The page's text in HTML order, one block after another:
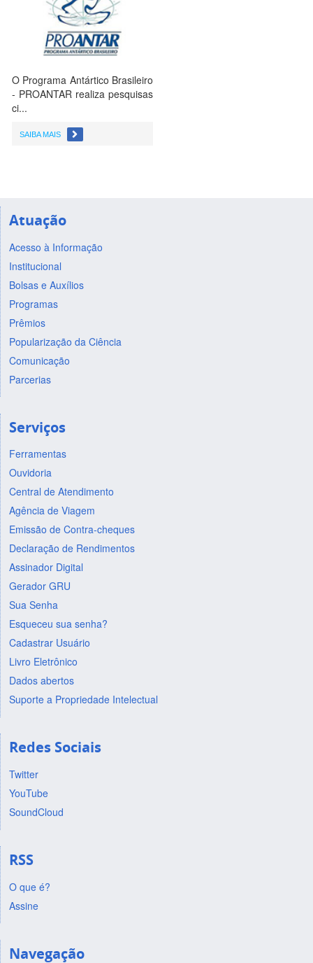
O Programa Antártico Brasileiro
- PROANTAR realiza pesquisas
ci...
SAIBA MAIS
Atuação
Acesso à Informação
Institucional
Bolsas e Auxílios
Programas
Prêmios
Popularização da Ciência
Comunicação
Parcerias
Serviços
Ferramentas
Ouvidoria
Central de Atendimento
Agência de Viagem
Emissão de Contra-cheques
Declaração de Rendimentos
Assinador Digital
Gerador GRU
Sua Senha
Esqueceu sua senha?
Cadastrar Usuário
Livro Eletrônico
Dados abertos
Suporte a Propriedade Intelectual
Redes Sociais
Twitter
YouTube
SoundCloud
RSS
O que é?
Assine
Navegação